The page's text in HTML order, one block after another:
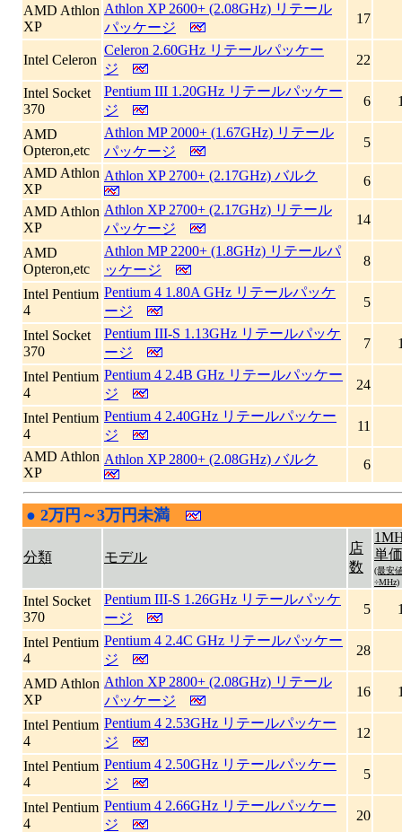
AMD Athlon
XP
Athlon XP 2600+ (2.08GHz) リテール
パッケージ
17
Intel Celeron
Celeron 2.60GHz リテールパッケー
ジ
22
Intel Socket
370
Pentium III 1.20GHz リテールパッケー
ジ
6
AMD
Opteron,etc
Athlon MP 2000+ (1.67GHz) リテール
パッケージ
5
AMD Athlon
XP
Athlon XP 2700+ (2.17GHz) バルク
6
AMD Athlon
XP
Athlon XP 2700+ (2.17GHz) リテール
パッケージ
14
AMD
Opteron,etc
Athlon MP 2200+ (1.8GHz) リテールパ
ッケージ
8
Intel Pentium
4
Pentium 4 1.80A GHz リテールパッケ
ージ
5
Intel Socket
370
Pentium III-S 1.13GHz リテールパッケ
ージ
7
Intel Pentium
4
Pentium 4 2.4B GHz リテールパッケー
ジ
24
Intel Pentium
4
Pentium 4 2.40GHz リテールパッケー
ジ
11
AMD Athlon
XP
Athlon XP 2800+ (2.08GHz) バルク 6
● 2万円～3万円未満
分類 モデル
店
数
単価
(最安
÷MHz)
Intel Socket
370
Pentium III-S 1.26GHz リテールパッケ
ージ
5
Intel Pentium
4
Pentium 4 2.4C GHz リテールパッケー
ジ
28
AMD Athlon
XP
Athlon XP 2800+ (2.08GHz) リテール
パッケージ
16
Intel Pentium
4
Pentium 4 2.53GHz リテールパッケー
ジ
12
Intel Pentium
4
Pentium 4 2.50GHz リテールパッケー
ジ
5
Intel Pentium
4
Pentium 4 2.66GHz リテールパッケー
ジ
20